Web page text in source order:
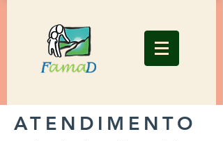
ATENDIMENTO